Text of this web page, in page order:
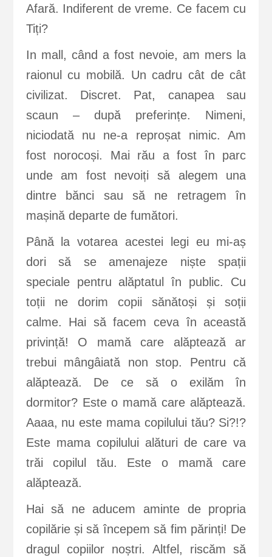
Afară. Indiferent de vreme. Ce facem cu
Tiți?
In mall, când a fost nevoie, am mers la
raionul cu mobilă. Un cadru cât de cât
civilizat. Discret. Pat, canapea sau
scaun – după preferințe. Nimeni,
niciodată nu ne-a reproșat nimic. Am
fost norocoși. Mai rău a fost în parc
unde am fost nevoiți să alegem una
dintre bănci sau să ne retragem în
mașină departe de fumători.
Până la votarea acestei legi eu mi-aș
dori să se amenajeze niște spații
speciale pentru alăptatul în public. Cu
toții ne dorim copii sănătoși și soții
calme. Hai să facem ceva în această
privință! O mamă care alăptează ar
trebui mângâiată non stop. Pentru că
alăptează. De ce să o exilăm în
dormitor? Este o mamă care alăptează.
Aaaa, nu este mama copilului tău? Si?!?
Este mama copilului alături de care va
trăi copilul tău. Este o mamă care
alăptează.
Hai să ne aducem aminte de propria
copilărie și să începem să fim părinți! De
dragul copiilor noștri. Altfel, riscăm să